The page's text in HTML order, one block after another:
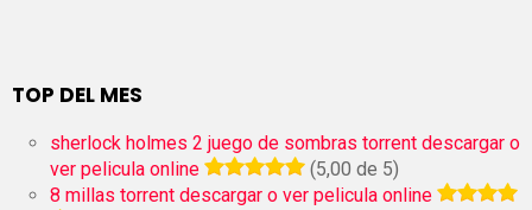
TOP DEL MES
sherlock holmes 2 juego de sombras torrent descargar o
ver pelicula online
(5,00 de 5)
8 millas torrent descargar o ver pelicula online